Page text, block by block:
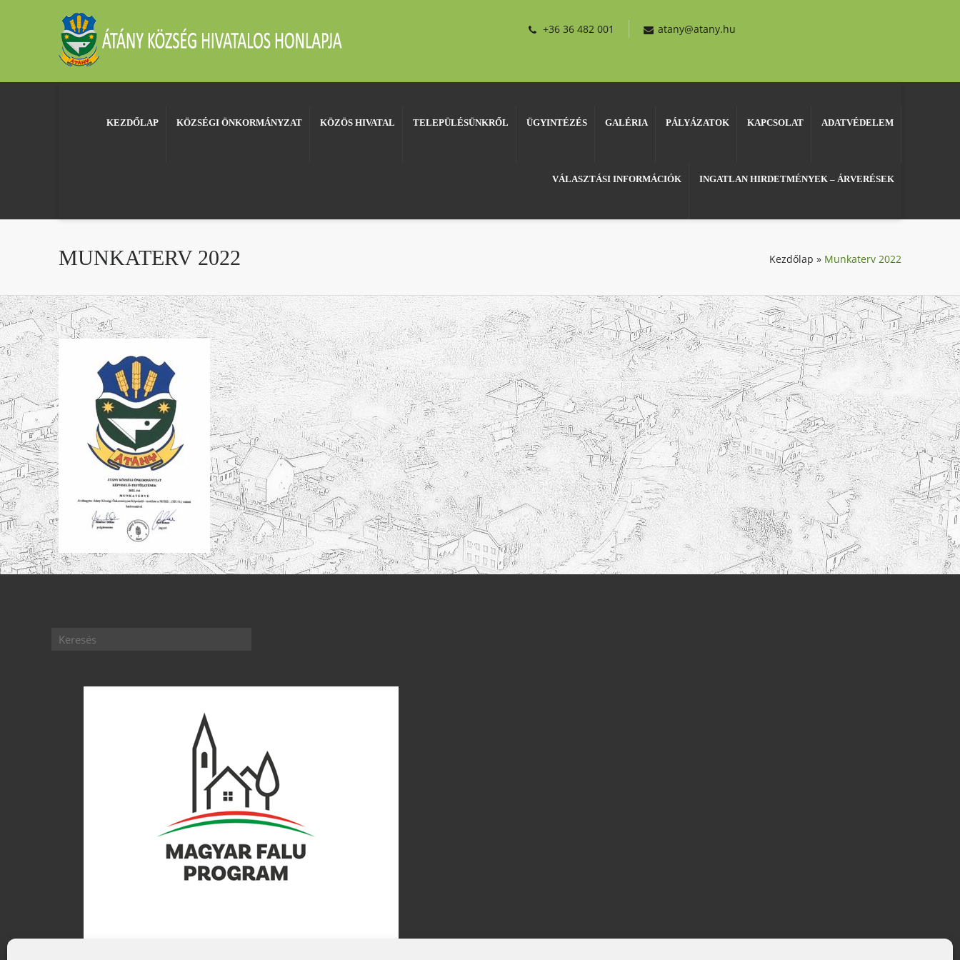
+36 36 482 001 atany@atany.hu
KEZDŐLAP KÖZSÉGI ÖNKORMÁNYZAT KÖZÖS HIVATAL TELEPÜLÉSÜNKRŐL ÜGYINTÉZÉS GALÉRIA PÁLYÁZATOK KAPCSOLAT ADATVÉDELEM
VÁLASZTÁSI INFORMÁCIÓK INGATLAN HIRDETMÉNYEK – ÁRVERÉSEK
MUNKATERV 2022 Kezdőlap » Munkaterv 2022